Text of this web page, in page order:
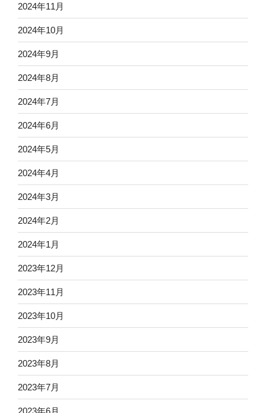
2024年11月
2024年10月
2024年9月
2024年8月
2024年7月
2024年6月
2024年5月
2024年4月
2024年3月
2024年2月
2024年1月
2023年12月
2023年11月
2023年10月
2023年9月
2023年8月
2023年7月
2023年6月